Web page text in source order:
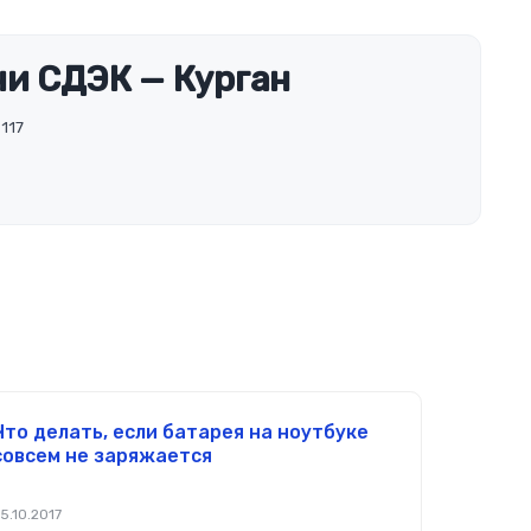
СДЭК — Курган
делать, если батарея на ноутбуке
не заряжается